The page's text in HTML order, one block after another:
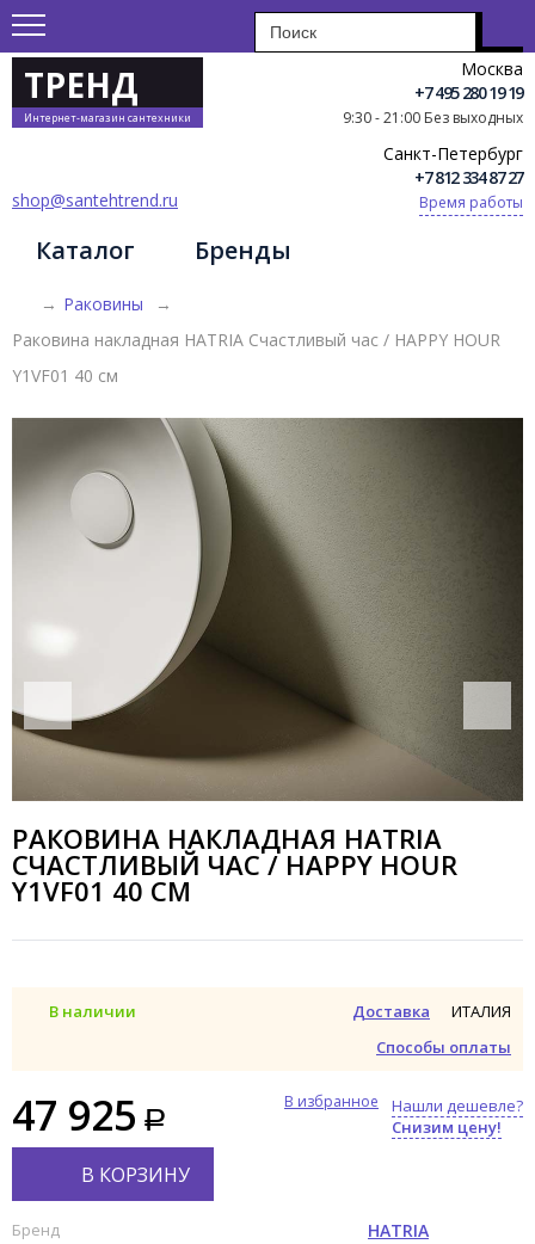
ТРЕНД
Интернет-магазин сантехники
Москва
+7 495 280 19 19
9:30 - 21:00 Без выходных
Санкт-Петербург
+7 812 334 87 27
Время работы
shop@santehtrend.ru
Каталог Бренды
→ Раковины
→
Раковина накладная HATRIA Счастливый час / HAPPY HOUR
Y1VF01 40 см
РАКОВИНА НАКЛАДНАЯ HATRIA
СЧАСТЛИВЫЙ ЧАС / HAPPY HOUR
Y1VF01 40 СМ
В наличии
Доставка
Способы оплаты
ИТАЛИЯ
47 925
Нашли дешевле?
Снизим цену!
В избранное
В КОРЗИНУ
Бренд HATRIA